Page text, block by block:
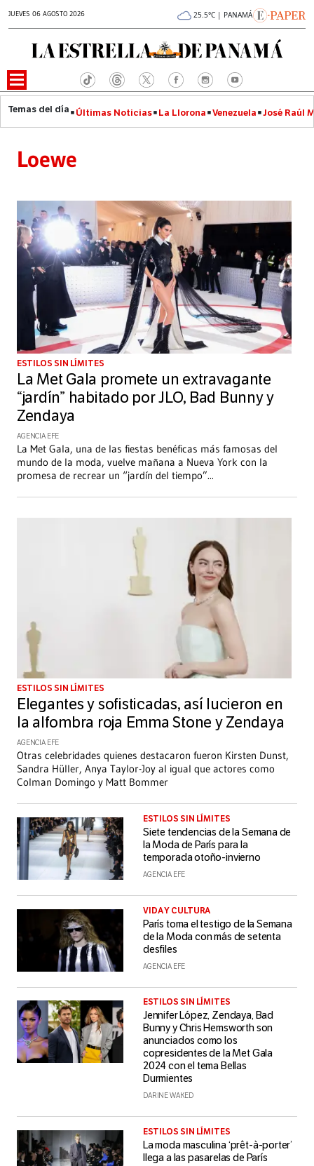
JUEVES 06 AGOSTO 2026 25.5°C | PANAMÁ
Últimas Noticias La Llorona Venezuela José Raúl
Loewe
ESTILOS SIN LÍMITES
La Met Gala promete un extravagante
“jardín” habitado por JLO, Bad Bunny y
Zendaya
AGENCIA EFE
La Met Gala, una de las fiestas benéficas más famosas del
mundo de la moda, vuelve mañana a Nueva York con la
promesa de recrear un “jardín del tiempo”...
ESTILOS SIN LÍMITES
Elegantes y sofisticadas, así lucieron en
la alfombra roja Emma Stone y Zendaya
AGENCIA EFE
Otras celebridades quienes destacaron fueron Kirsten Dunst,
Sandra Hüller, Anya Taylor-Joy al igual que actores como
Colman Domingo y Matt Bommer
ESTILOS SIN LÍMITES
Siete tendencias de la Semana de
la Moda de París para la
temporada otoño-invierno
AGENCIA EFE
VIDA Y CULTURA
París toma el testigo de la Semana
de la Moda con más de setenta
desfiles
AGENCIA EFE
ESTILOS SIN LÍMITES
Jennifer López, Zendaya, Bad
Bunny y Chris Hemsworth son
anunciados como los
copresidentes de la Met Gala
2024 con el tema Bellas
Durmientes
DARINE WAKED
ESTILOS SIN LÍMITES
La moda masculina ‘prêt-à-porter’
llega a las pasarelas de París